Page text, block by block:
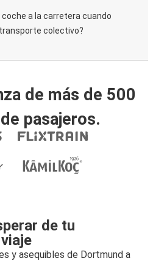
coche a la carretera cuando
colectivo?
de más de 500
pasajeros.
de tu
viaje
y asequibles de Dortmund a